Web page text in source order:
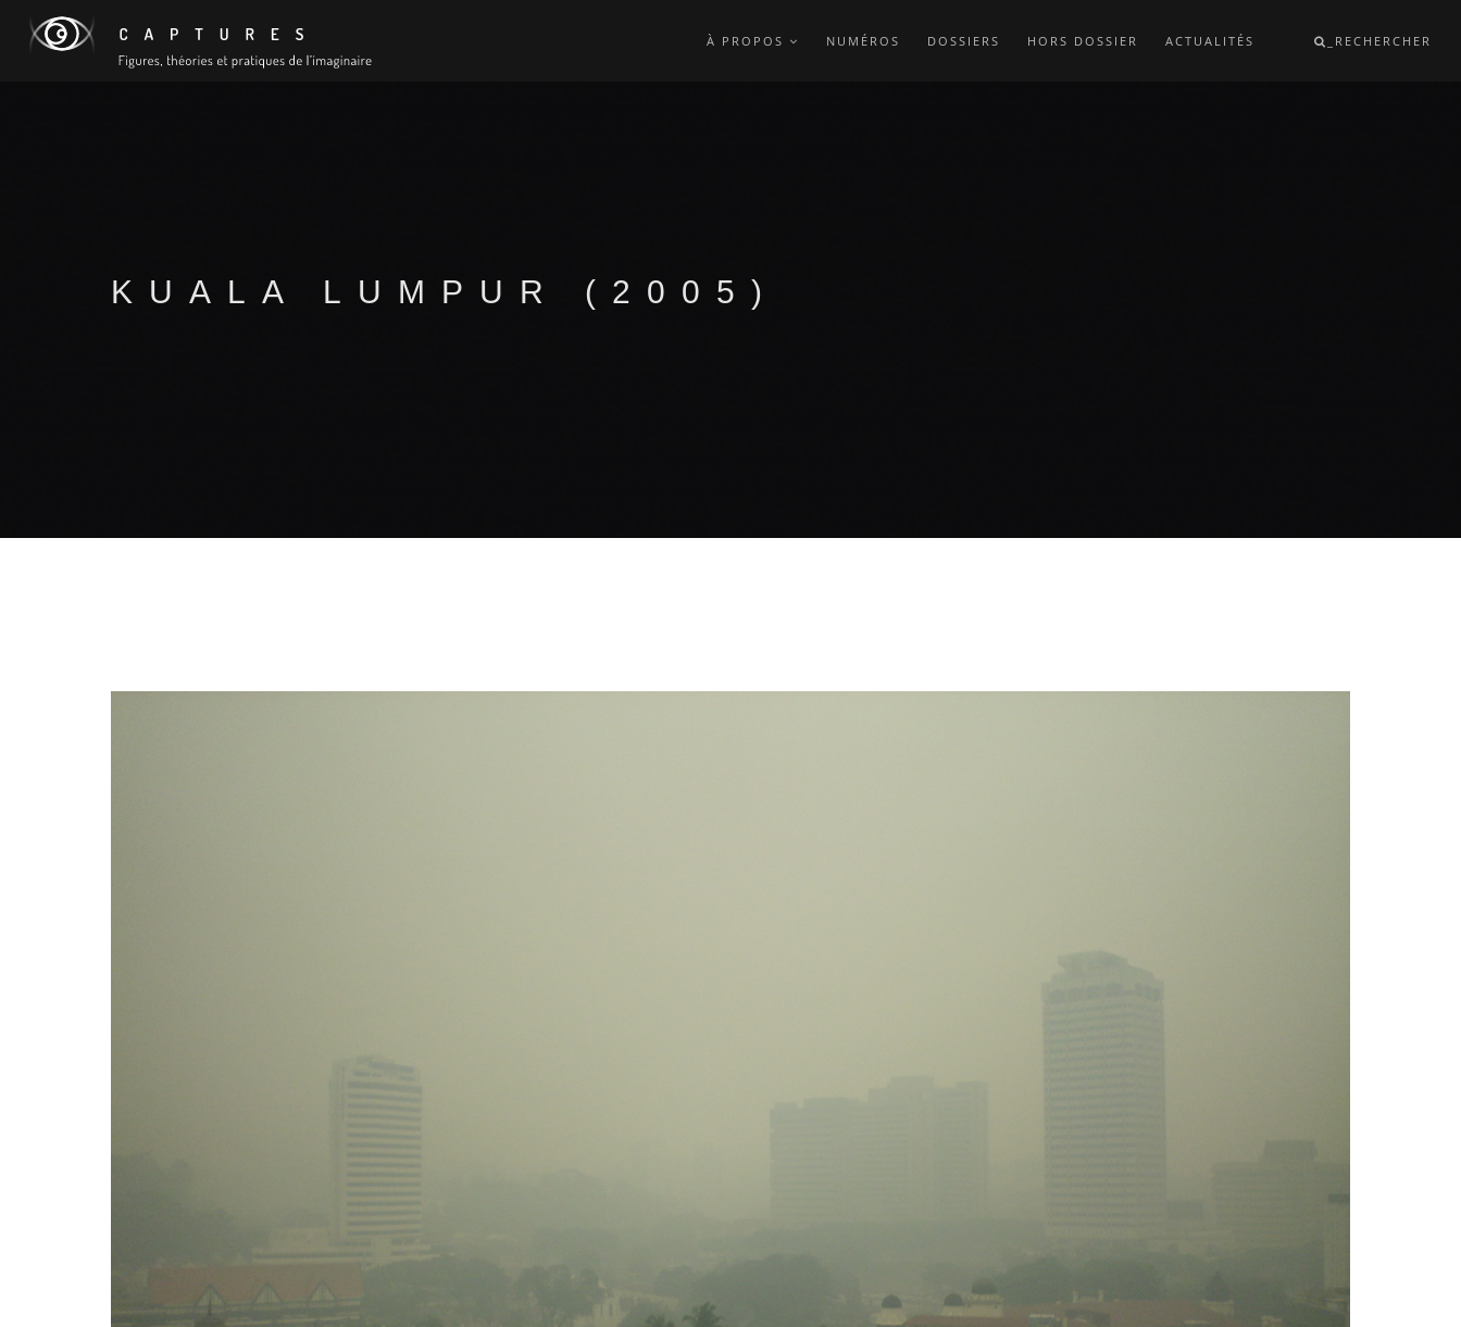
À PROPOS NUMÉROS DOSSIERS HORS DOSSIER ACTUALITÉS _RECHERCHER
KUALA LUMPUR (2005)